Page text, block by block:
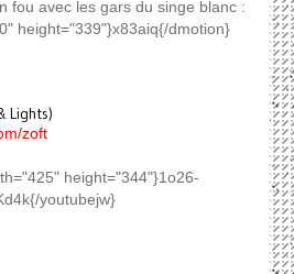
fou avec les gars du singe blanc :
height="339"}x83aiq{/dmotion}
Lights)
zoft
height="344"}1o26-
youtubejw}